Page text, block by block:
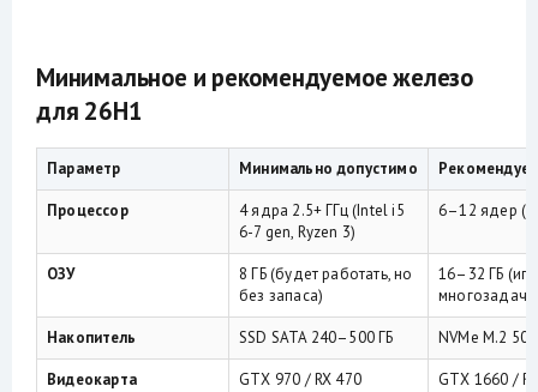
Минимальное и рекомендуемое железо
для 26H1
Параметр Минимально допустимо
Процессор
4 ядра 2.5+ ГГц (Intel i5
6-7 gen, Ryzen 3)
6–12 ядер
ОЗУ
8 ГБ (будет работать, но
без запаса)
16–32 ГБ
Накопитель SSD SATA 240–500 ГБ NVMe M.2
Видеокарта GTX 970 / RX 470 GTX 1660 /